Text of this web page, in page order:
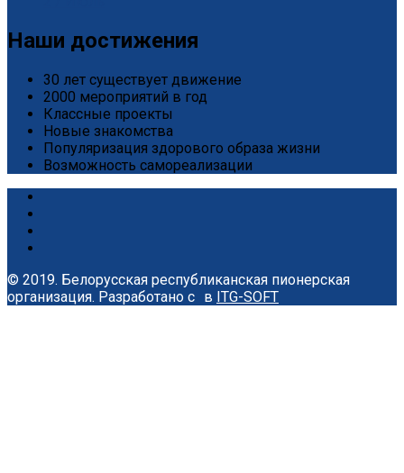
Наши достижения
30 лет существует движение
2000 мероприятий в год
Классные проекты
Новые знакомства
Популяризация здорового образа жизни
Возможность самореализации
© 2019. Белорусская республиканская пионерская
организация. Разработано с в ITG-SOFT